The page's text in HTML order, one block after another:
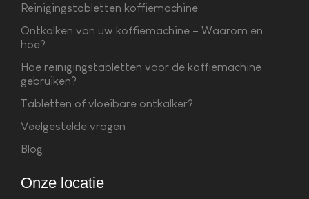
Reinigingstabletten koffiemachine
Ontkalken van uw koffiemachine – Waarom en
hoe?
Hoe reinigingstabletten voor de koffiemachine
gebruiken?
Tabletten of vloeibare ontkalker?
Veelgestelde vragen
Blog
Onze locatie